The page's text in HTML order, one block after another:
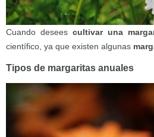
Cuando deseescultivar una
científico, ya que existen algunas
Tipos de margaritas anuales